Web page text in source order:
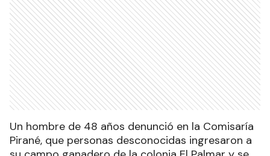
Un hombre de 48 años denunció en la Comisaría
Pirané, que personas desconocidas ingresaron a